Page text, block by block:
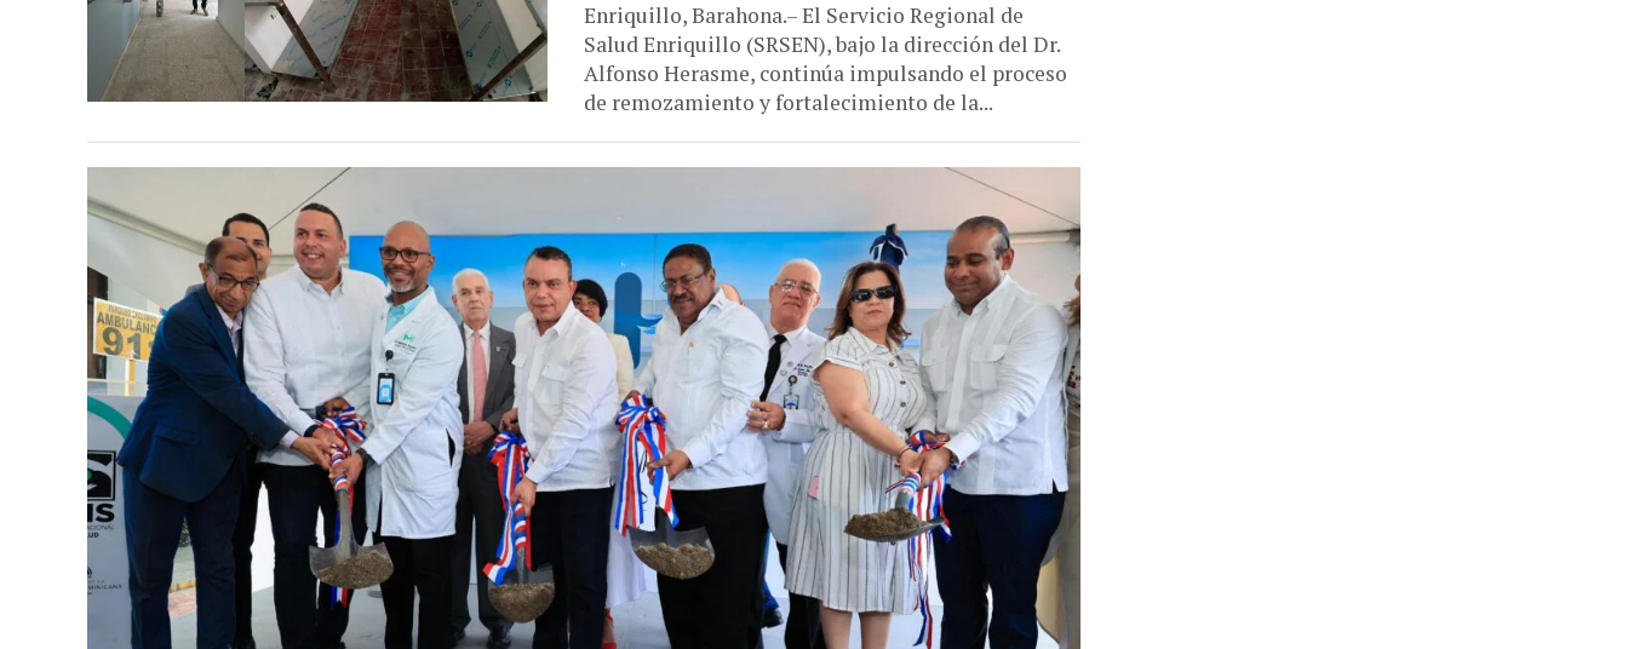
Enriquillo, Barahona.– El Servicio Regional de
Salud Enriquillo (SRSEN), bajo la dirección del Dr.
Alfonso Herasme, continúa impulsando el proceso
de remozamiento y fortalecimiento de la...